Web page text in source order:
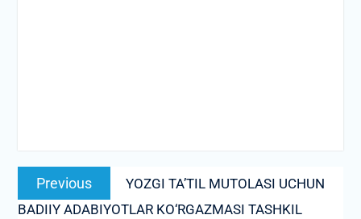
Post
menyusi
Previous
post:
YOZGI TA’TIL MUTOLASI UCHUN
BADIIY ADABIYOTLAR KO‘RGAZMASI TASHKIL